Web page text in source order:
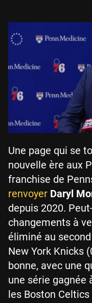
Une page qui se
nouvelle ère aux
franchise de
renvoyer Daryl
depuis 2020.
changements à
éliminé au
New York Knicks
bonne, avec une
une série gagnée
les Boston